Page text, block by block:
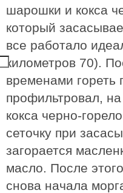
шарошки и кокса
который
все работало
километров 70).
временами гореть
профильтровал,
кокса черно-
сеточку при
загорается
масло. После
снова начала